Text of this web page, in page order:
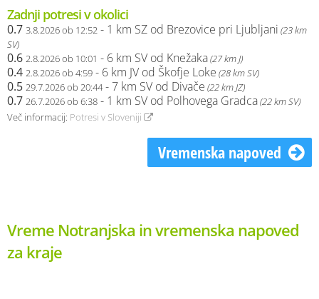
Zadnji potresi v okolici
0.7 3.8.2026 ob 12:52 - 1 km SZ od Brezovice pri Ljubljani (23 km
SV)
0.6 2.8.2026 ob 10:01 - 6 km SV od Knežaka(27 km J)
0.4 2.8.2026 ob 4:59 - 6 km JV od Škofje Loke (28 km SV)
0.5 29.7.2026 ob 20:44- 7 km SV od Divače (22 km JZ)
0.7 26.7.2026 ob 6:38 - 1 km SV od Polhovega Gradca(22 km SV)
Več informacij: Potresi v Sloveniji
Vremenska napoved
Vreme Notranjska in vremenska napoved
za kraje